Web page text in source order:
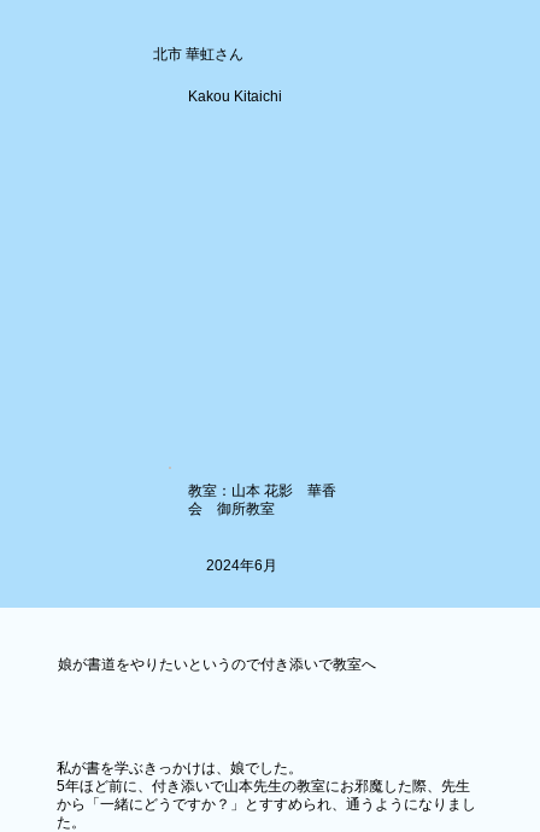
Kakou Kitaichi
教室：山本 花影 華香
会 御所教室
2024年6月
北市 華虹さん
娘が書道をやりたいというので付き添いで教室へ
私が書を学ぶきっかけは、娘でした。
​5年ほど前に、付き添いで山本先生の教室にお邪魔した際、先生
から「一緒にどうですか？」とすすめられ、通うようになりまし
た。